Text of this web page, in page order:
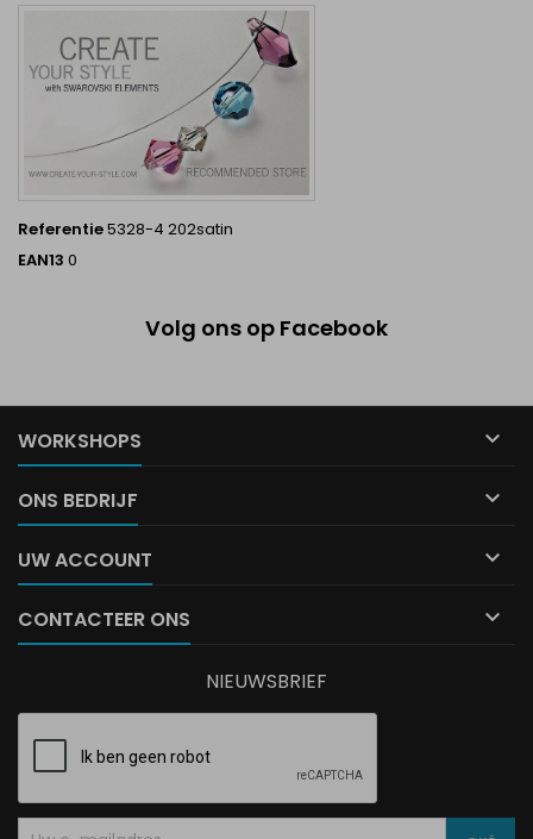
Referentie5328-4 202satin
EAN13 0
Volg ons op Facebook
WORKSHOPS 
ONS BEDRIJF 
UW ACCOUNT 
CONTACTEER ONS 
NIEUWSBRIEF